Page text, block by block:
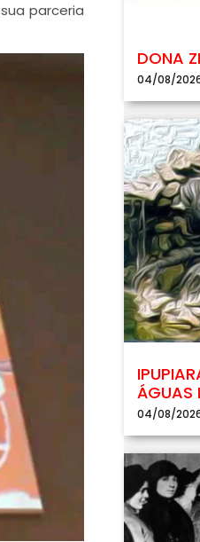
parceria
DONA
04/08/
ÁGUAS
04/08/